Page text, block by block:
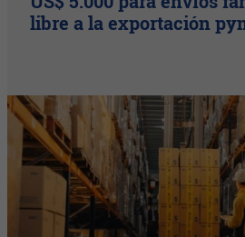
libre a la exportación